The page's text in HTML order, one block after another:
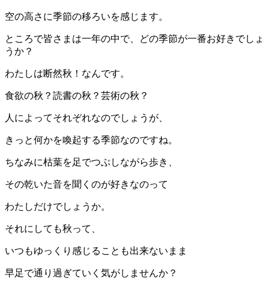
空の高さに季節の移ろいを感じます。
ところで皆さまは一年の中で、どの季節が一番お好きでしょ
うか？
わたしは断然秋！なんです。
食欲の秋？読書の秋？芸術の秋？
人によってそれぞれなのでしょうが、
きっと何かを喚起する季節なのですね。
ちなみに枯葉を足でつぶしながら歩き、
その乾いた音を聞くのが好きなのって
わたしだけでしょうか。
それにしても秋って、
いつもゆっくり感じることも出来ないまま
早足で通り過ぎていく気がしませんか？